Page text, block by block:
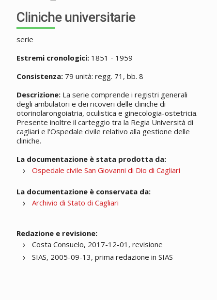
Cliniche universitarie
serie
Estremi cronologici:1851 - 1959
Consistenza:79 unità: regg. 71, bb. 8
Descrizione:La serie comprende i registri generali
degli ambulatori e dei ricoveri delle cliniche di
otorinolarongoiatria, oculistica e ginecologia-ostetricia.
Presente inoltre il carteggio tra la Regia Università di
cagliari e l'Ospedale civile relativo alla gestione delle
cliniche.
La documentazione è stata prodotta da:
Ospedale civile San Giovanni di Dio di Cagliari
La documentazione è conservata da:
Archivio di Stato di Cagliari
Redazione e revisione:
Costa Consuelo, 2017-12-01, revisione
SIAS, 2005-09-13, prima redazione in SIAS